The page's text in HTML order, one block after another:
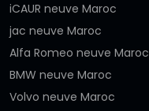
iCAUR neuve Maroc
jac neuve Maroc
Alfa Romeo neuve Maroc
BMW neuve Maroc
Volvo neuve Maroc